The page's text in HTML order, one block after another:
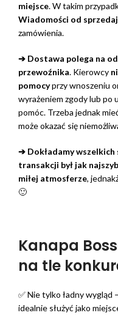
miejsce. W takim
Wiadomości od
zamówienia.
➔ Dostawa polega na
przewoźnika. Kierowcy
pomocyprzy wnoszeniu
wyrażeniem zgody lub po
pomóc. Trzeba jednak
może okazać się
➔ Dokładamy wszelkich
transakcji był jak
miłej atmosferze,
🙂
Kanapa
na tle
✅ Nie tylko ładny wygląd
idealnie służyć jako